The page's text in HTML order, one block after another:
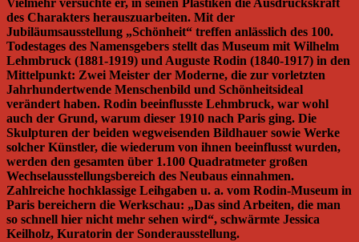
Vielmehr versuchte er, in seinen Plastiken die Ausdruckskraft
des Charakters herauszuarbeiten. Mit der
Jubiläumsausstellung „Schönheit“ treffen anlässlich des 100.
Todestages des Namensgebers stellt das Museum mit Wilhelm
Lehmbruck (1881-1919) und Auguste Rodin (1840-1917) in den
Mittelpunkt: Zwei Meister der Moderne, die zur vorletzten
Jahrhundertwende Menschenbild und Schönheitsideal
verändert haben. Rodin beeinflusste Lehmbruck, war wohl
auch der Grund, warum dieser 1910 nach Paris ging. Die
Skulpturen der beiden wegweisenden Bildhauer sowie Werke
solcher Künstler, die wiederum von ihnen beeinflusst wurden,
werden den gesamten über 1.100 Quadratmeter großen
Wechselausstellungsbereich des Neubaus einnahmen.
Zahlreiche hochklassige Leihgaben u. a. vom Rodin-Museum in
Paris bereichern die Werkschau: „Das sind Arbeiten, die man
so schnell hier nicht mehr sehen wird“, schwärmte Jessica
Keilholz, Kuratorin der Sonderausstellung.